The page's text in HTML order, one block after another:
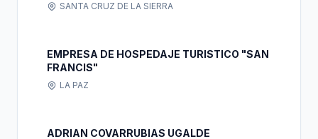
SANTA CRUZ DE LA SIERRA
EMPRESA DE HOSPEDAJE TURISTICO "SAN
FRANCIS"
LA PAZ
ADRIAN COVARRUBIAS UGALDE